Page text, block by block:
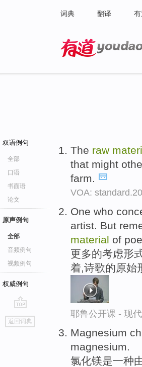
词典 翻译
双语例句
全部
口语
书面语
论文
原声例句
全部
音频例句
视频例句
权威例句
go
top
返回词典
The raw
that might
farm.
VOA:
One who
artist. But
material of
更多的考虑形
着,诗歌的原始
耶鲁公开课 - 现
Magnesium
magnesium.
氯化镁是一种